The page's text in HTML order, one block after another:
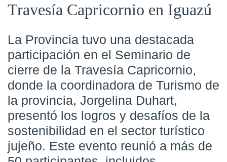
Travesía Capricornio en Iguazú
La Provincia tuvo una destacada
participación en el Seminario de
cierre de la Travesía Capricornio,
donde la coordinadora de Turismo de
la provincia, Jorgelina Duhart,
presentó los logros y desafíos de la
sostenibilidad en el sector turístico
jujeño. Este evento reunió a más de